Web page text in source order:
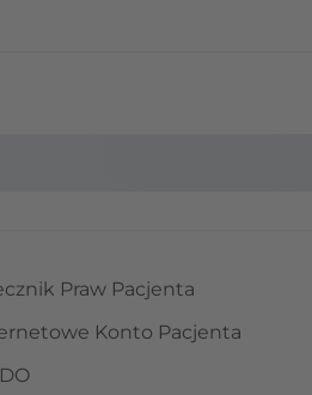
Praw Pacjenta
Konto Pacjenta